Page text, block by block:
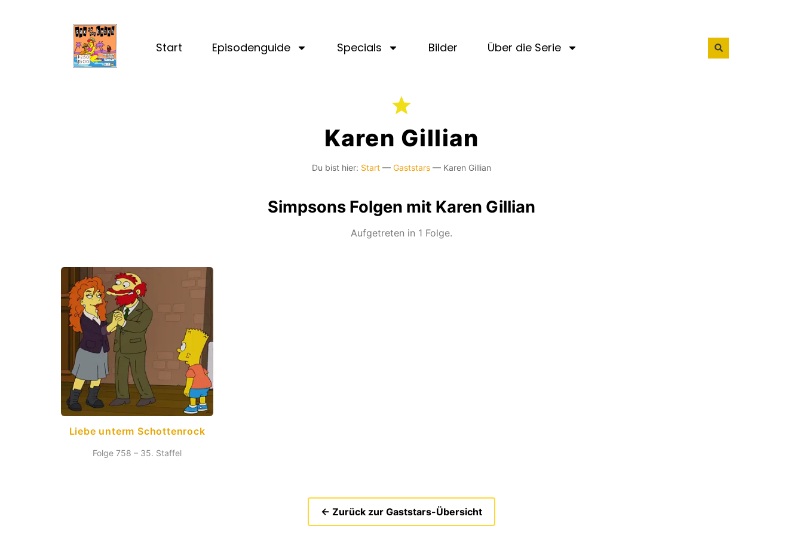
Start Episodenguide Specials Bilder Über die Serie
Karen Gillian
Du bist hier: Start — Gaststars — Karen Gillian
Simpsons Folgen mit Karen Gillian
Aufgetreten in 1 Folge.
Liebe unterm Schottenrock
Folge 758 – 35. Staffel
← Zurück zur Gaststars-Übersicht